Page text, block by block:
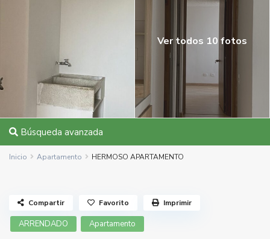
Ver todos 10 fotos
Búsqueda avanzada
Inicio Apartamento HERMOSO APARTAMENTO
ARRENDADO Apartamento
Compartir Favorito Imprimir